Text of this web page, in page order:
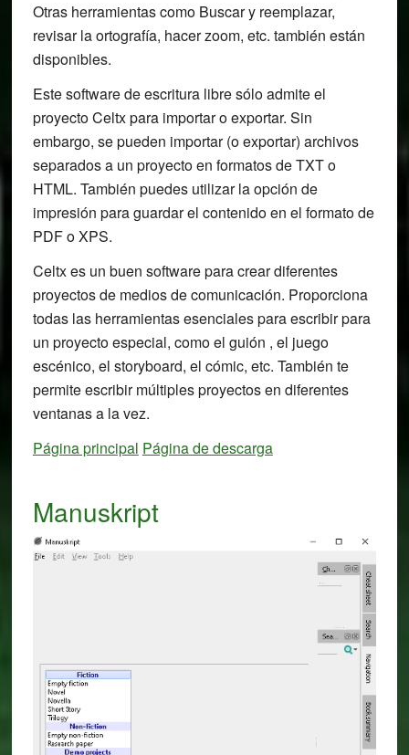
Otras herramientas como Buscar y reemplazar,
revisar la ortografía, hacer zoom, etc. también están
disponibles.
Este software de escritura libre sólo admite el
proyecto Celtx para importar o exportar. Sin
embargo, se pueden importar (o exportar) archivos
separados a un proyecto en formatos de TXT o
HTML. También puedes utilizar la opción de
impresión para guardar el contenido en el formato de
PDF o XPS.
Celtx es un buen software para crear diferentes
proyectos de medios de comunicación. Proporciona
todas las herramientas esenciales para escribir para
un proyecto especial, como el guión , el juego
escénico, el storyboard, el cómic, etc. También te
permite escribir múltiples proyectos en diferentes
ventanas a la vez.
Página principal Página de descarga
Manuskript